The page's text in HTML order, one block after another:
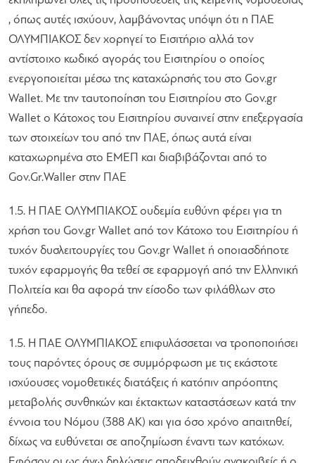
, όπως αυτές ισχύουν, λαμβάνοντας υπόψη ότι η ΠΑΕ
ΟΛΥΜΠΙΑΚΟΣ δεν χορηγεί το Εισιτήριο αλλά τον
αντίστοιχο κωδικό αγοράς του Εισιτηρίου ο οποίος
ενεργοποιείται μέσω της καταχώρησής του στο Gov.gr
Wallet. Με την ταυτοποίηση του Εισιτηρίου στο Gov.gr
Wallet ο Κάτοχος του Εισιτηρίου συναινεί στην επεξεργασία
των στοιχείων του από την ΠΑΕ, όπως αυτά είναι
καταχωρημένα στο ΕΜΕΠ και διαβιβάζονται από το
Gov.Gr.Waller στην ΠΑΕ
1.5. Η ΠΑΕ ΟΛΥΜΠΙΑΚΟΣ ουδεμία ευθύνη φέρει για τη
χρήση του Gov.gr Wallet από τον Κάτοχο του Εισιτηρίου ή
τυχόν δυσλειτουργίες του Gov.gr Wallet ή οποιασδήποτε
τυχόν εφαρμογής θα τεθεί σε εφαρμογή από την Ελληνική
Πολιτεία και θα αφορά την είσοδο των φιλάθλων στο
γήπεδο.
1.5. Η ΠΑΕ ΟΛΥΜΠΙΑΚΟΣ επιφυλάσσεται να τροποποιήσει
τους παρόντες όρους σε συμμόρφωση με τις εκάστοτε
ισχύουσες νομοθετικές διατάξεις ή κατόπιν απρόοπτης
μεταβολής συνθηκών και έκτακτων καταστάσεων κατά την
έννοια του Νόμου (388 ΑΚ) και για όσο χρόνο απαιτηθεί,
δίχως να ευθύνεται σε αποζημίωση έναντι των κατόχων.